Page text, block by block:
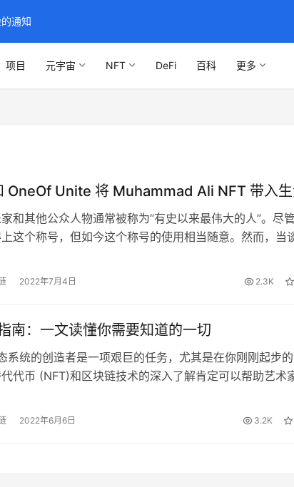
项目 元宇宙 NFT DeFi 百科 更多
OneOf Unite 将 Muhammad Ali NFT 带入
和其他公众人物通常被称为“有史以来最伟大的人”。尽
这个称号，但如今这个称号的使用相当随意。然而，当
最具影响力的运动员和人道主义者，他对体育和民权史
志性的时刻负有责任。他获得了总统自由勋章，获得了
2022年7月4日 2.3K
南：一文读懂你需要知道的一切
系统的创造者是一项艰巨的任务，尤其是在你刚刚起步的
代币 (NFT)和区块链技术的深入了解肯定可以帮助艺术
列表的开始。 可悲的是，没有全面的路线图可以指导音
程。随着生态系统的不断发展和演变，事情只会变得更糟
2022年6月6日 3.2K
通知